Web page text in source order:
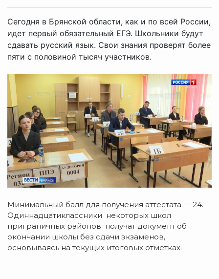
Сегодня в Брянской области, как и по всей России,
идет первый обязательный ЕГЭ. Школьники будут
сдавать русский язык. Свои знания проверят более
пяти с половиной тысяч участников.
Минимальный балл для получения аттестата — 24.
Одиннадцатиклассники некоторых школ
приграничных районов получат документ об
окончании школы без сдачи экзаменов,
основываясь на текущих итоговых отметках.